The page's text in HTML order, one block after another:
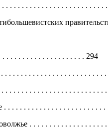
. . . . . . . . . . . . . . . . . . . . . . . . .
. . . . . . . . . . . . . . . . . . . . 294
. . . . . . . . . . . . . . . . . . . . . . . .
. . . . . . . . . . . . . . . . . . . . . . . .
. . . . . . . . . . . . . . . . . . . . . . . . . .
. . . . . . . . . . . . . . . . . . .